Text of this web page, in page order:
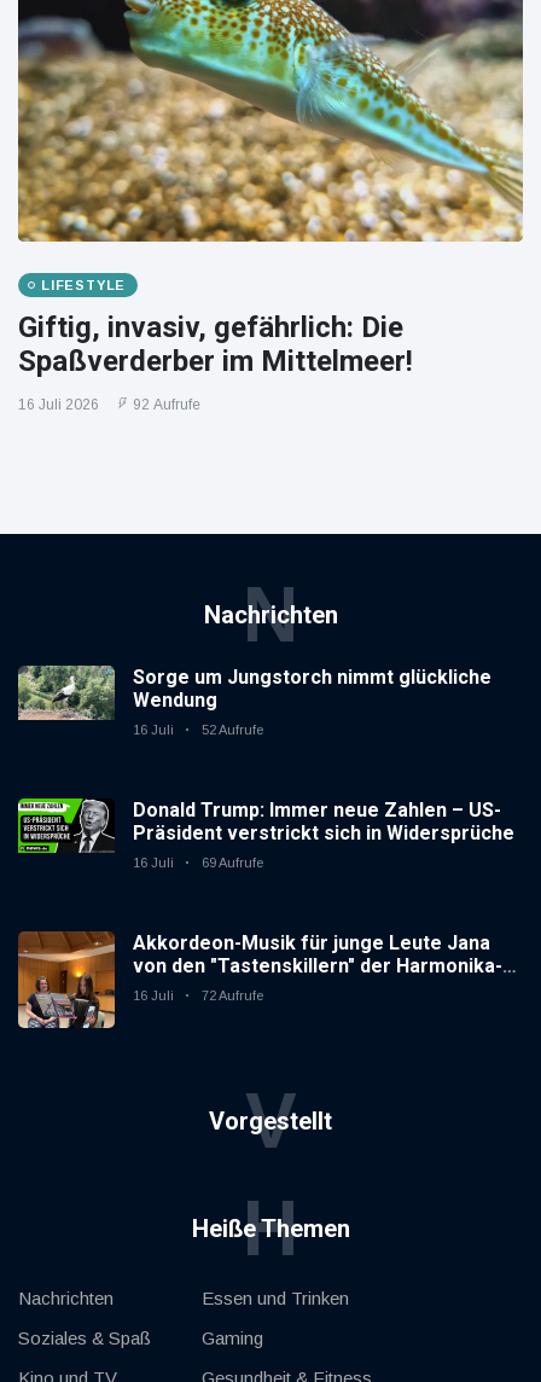
LIFESTYLE
Giftig, invasiv, gefährlich: Die
Spaßverderber im Mittelmeer!
16 Juli 2026 92 Aufrufe
Nachrichten
N
Sorge um Jungstorch nimmt glückliche
Wendung
16 Juli 52 Aufrufe
Donald Trump: Immer neue Zahlen – US-
Präsident verstrickt sich in Widersprüche
16 Juli 69 Aufrufe
Akkordeon-Musik für junge Leute Jana
von den "Tastenskillern" der Harmonika-
Vereinigung Gaggenau zeigt, wie "jung"
16 Juli 72 Aufrufe
Vorgestellt
V
Heiße Themen
H
Nachrichten
Soziales & Spaß
Kino und TV
Essen und Trinken
Gaming
Gesundheit & Fitness